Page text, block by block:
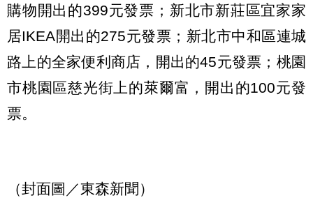
購物開出的399元發票；新北市新莊區宜家家
居IKEA開出的275元發票；新北市中和區連城
路上的全家便利商店，開出的45元發票；桃園
市桃園區慈光街上的萊爾富，開出的100元發
票。
（封面圖／東森新聞）